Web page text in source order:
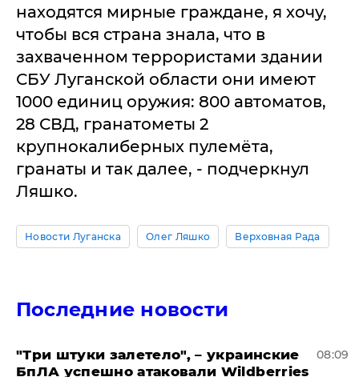
находятся мирные граждане, я хочу,
чтобы вся страна знала, что в
захваченном террористами здании
СБУ Луганской области они имеют
1000 единиц оружия: 800 автоматов,
28 СВД, гранатометы 2
крупнокалиберных пулемёта,
гранаты и так далее, - подчеркнул
Ляшко.
Новости Луганска Олег Ляшко Верховная Рада
Последние новости
"Три штуки залетело", – украинские
БпЛА успешно атаковали Wildberries
08:09